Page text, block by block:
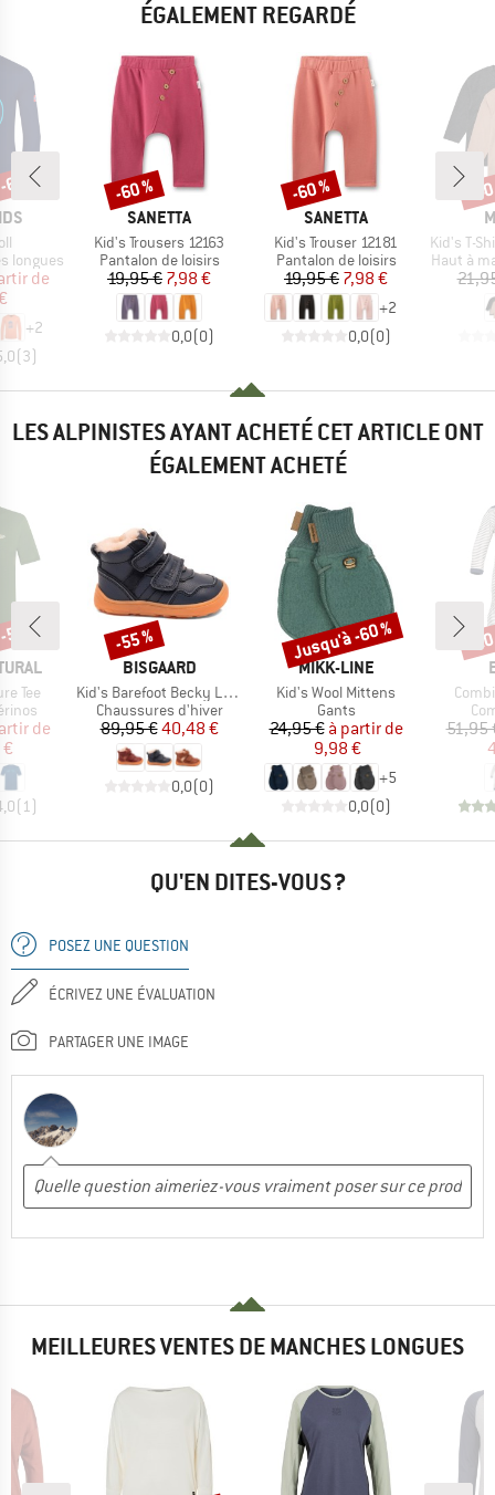
ÉGALEMENT REGARDÉ
longues
réduit
de
+2
(3)
%
MARQUE
SANETTA
Article
Kid's Trousers 12163
Product group
Pantalon de loisirs
Prix
19,95 €Prix réduit
7,98 €
0,0(0)
Remise
-60 %
MARQUE
SANETTA
Article
Kid's Trouser 12181
Product group
Pantalon de loisirs
Prix
19,95 €Prix réduit
7,98 €
+2
0,0(0)
Remise
-60 %
Article
Kid's T-Shirt
Product
Haut à
-
LES ALPINISTES AYANT ACHETÉ CET ARTICLE ONT
ÉGALEMENT ACHETÉ
Tee
réduit
de
(1)
%
MARQUE
BISGAARD
Article
Kid's Barefoot Becky Lamb
Product group
Chaussures d'hiver
Prix
89,95 €Prix réduit
40,48 €
0,0(0)
Remise
-55 %
MARQUE
MIKK-LINE
Article
Kid's Wool Mittens
Product group
Gants
Prix
24,95 € Prix réduit
à partir de
9,98 €
+5
0,0(0)
Remise
Jusqu'à -60 %
Article
51,95
-
QU'EN DITES-VOUS ?
POSEZ UNE QUESTION
ÉCRIVEZ UNE ÉVALUATION
PARTAGER UNE IMAGE
MEILLEURES VENTES DE MANCHES LONGUES